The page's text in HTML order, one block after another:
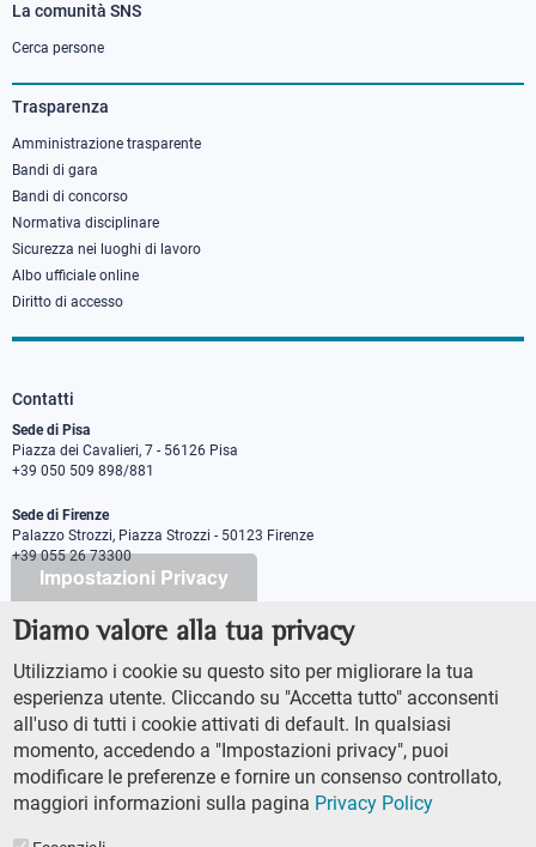
Impostazioni Privacy
Diamo valore alla tua privacy
Utilizziamo i cookie su questo sito per migliorare la tua
esperienza utente. Cliccando su "Accetta tutto" acconsenti
all'uso di tutti i cookie attivati di default. In qualsiasi
momento, accedendo a "Impostazioni privacy", puoi
modificare le preferenze e fornire un consenso controllato,
maggiori informazioni sulla pagina Privacy Policy
Footer
column
3
La comunità SNS
Cerca persone
Trasparenza
Amministrazione trasparente
Bandi di gara
Bandi di concorso
Normativa disciplinare
Sicurezza nei luoghi di lavoro
Albo ufficiale online
Diritto di accesso
Contatti
Sede di Pisa
Piazza dei Cavalieri, 7 - 56126 Pisa
+39 050 509 898/881
Sede di Firenze
Palazzo Strozzi, Piazza Strozzi - 50123 Firenze
+39 055 26 73300
PEC protocollo@pec.sns.it
Codice Fiscale 8000 5050507
Ufficio comunicazione
Addetto stampa
URP - Ufficio relazioni con il pubblico